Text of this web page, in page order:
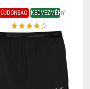
ÚJDONSÁG KEDVEZMÉNY